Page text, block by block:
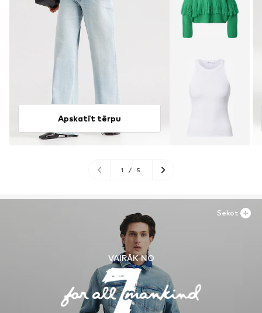
Apskatīt tērpu
1 / 5
VAIRĀK NO
Sekot